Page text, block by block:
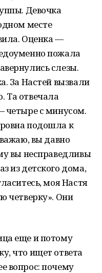
Девочка
месте
Оценка —
пожала
слезы.
За Настей вызвали
Та отвечала
четыре с минусом.
подошла к
вы давно
вы несправедливы
из детского дома,
моя Настя
четверку». Они
еще и потому
что ищет ответа
вопрос: почему